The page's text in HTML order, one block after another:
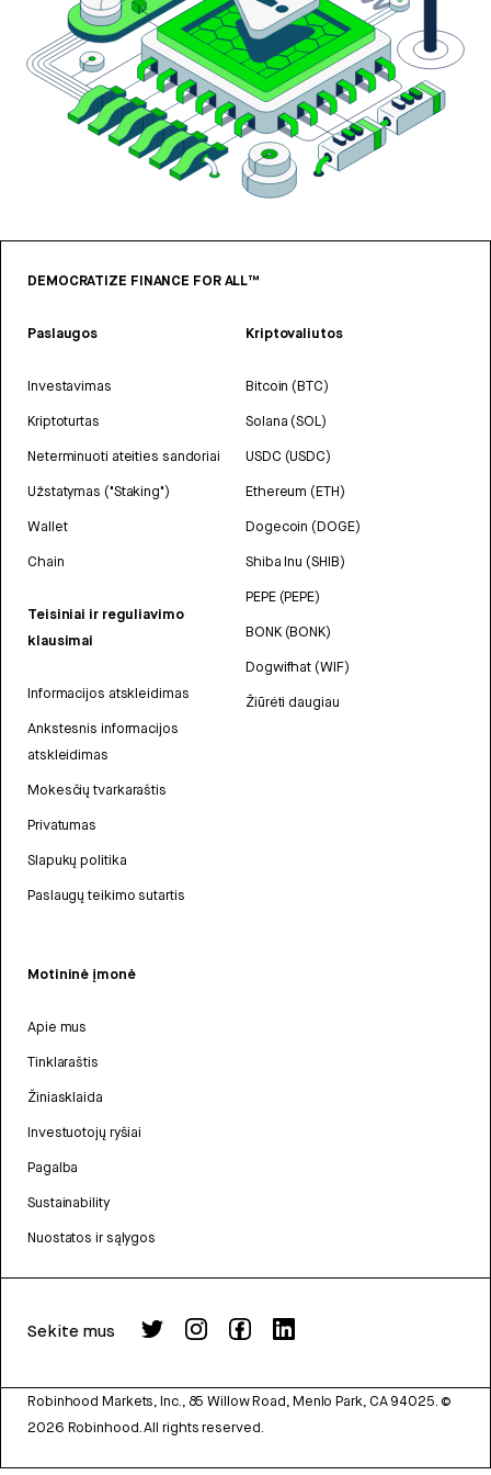
DEMOCRATIZE FINANCE FOR ALL™
Paslaugos
Investavimas
Kriptoturtas
Neterminuoti ateities sandoriai
Užstatymas ("Staking")
Wallet
Chain
Teisiniai ir reguliavimo
klausimai
Informacijos atskleidimas
Ankstesnis informacijos
atskleidimas
Mokesčių tvarkaraštis
Privatumas
Slapukų politika
Paslaugų teikimo sutartis
Kriptovaliutos
Bitcoin (BTC)
Solana (SOL)
USDC (USDC)
Ethereum (ETH)
Dogecoin (DOGE)
Shiba Inu (SHIB)
PEPE (PEPE)
BONK (BONK)
Dogwifhat (WIF)
Žiūrėti daugiau
Motininė įmonė
Apie mus
Tinklaraštis
Žiniasklaida
Investuotojų ryšiai
Pagalba
Sustainability
Nuostatos ir sąlygos
Sekite mus
Robinhood Markets, Inc., 85 Willow Road, Menlo Park, CA 94025. ©
2026 Robinhood. All rights reserved.